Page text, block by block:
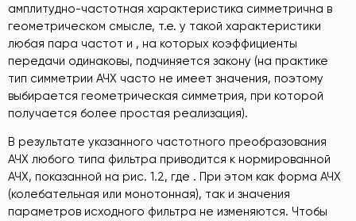
амплитудно-частотная характеристика симметрична в
геометрическом смысле, т.е. у такой характеристики
любая пара частот и , на которых коэффициенты
передачи одинаковы, подчиняется закону (на практике
тип симметрии АЧХ часто не имеет значения, поэтому
выбирается геометрическая симметрия, при которой
получается более простая реализация).
В результате указанного частотного преобразования
АЧХ любого типа фильтра приводится к нормированной
АЧХ, показанной на рис. 1.2, где . При этом как форма АЧХ
(колебательная или монотонная), так и значения
параметров исходного фильтра не изменяются. Чтобы